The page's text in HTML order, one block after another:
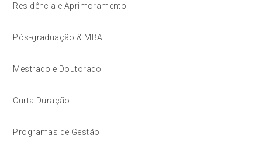
Residência e Aprimoramento
Pós-graduação & MBA
Mestrado e Doutorado
Curta Duração
Programas de Gestão